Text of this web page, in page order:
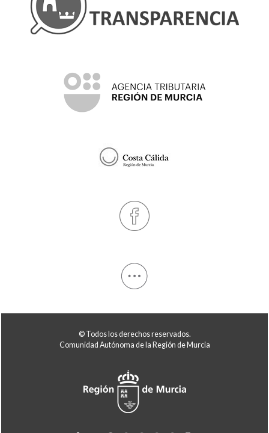
© Todos los derechos reservados.
Comunidad Autónoma de la Región de Murcia